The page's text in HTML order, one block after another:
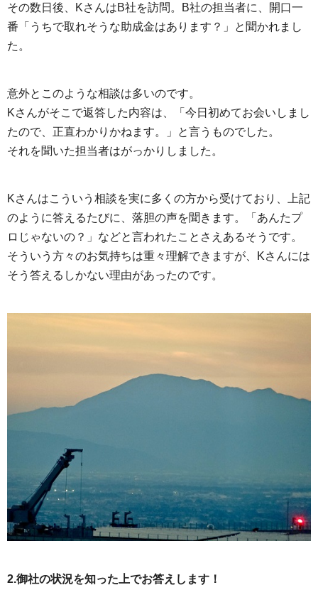
その数日後、KさんはB社を訪問。B社の担当者に、開口一
番「うちで取れそうな助成金はあります？」と聞かれまし
た。
意外とこのような相談は多いのです。
Kさんがそこで返答した内容は、「今日初めてお会いしまし
たので、正直わかりかねます。」と言うものでした。
それを聞いた担当者はがっかりしました。
Kさんはこういう相談を実に多くの方から受けており、上記
のように答えるたびに、落胆の声を聞きます。「あんたプ
ロじゃないの？」などと言われたことさえあるそうです。
そういう方々のお気持ちは重々理解できますが、Kさんには
そう答えるしかない理由があったのです。
2.御社の状況を知った上でお答えします！